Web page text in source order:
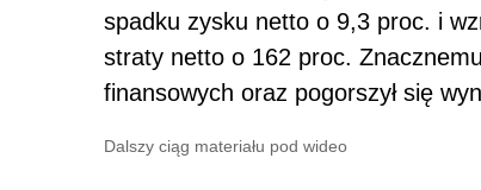
spadku zysku netto o 9,3 proc. i
straty netto o 162 proc.
finansowych oraz pogorszył się
Dalszy ciąg materiału pod wideo